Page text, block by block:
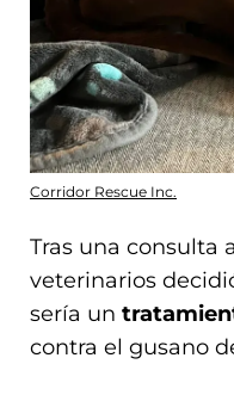
Corridor Rescue Inc.
Tras una consulta
veterinarios
sería un
contra el gusano